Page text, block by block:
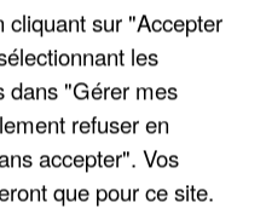
cliquant sur "Accepter
les
dans "Gérer mes
refuser en
accepter". Vos
que pour ce site.